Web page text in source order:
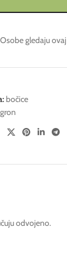
Osobe gledaju
bočice
odvojeno.